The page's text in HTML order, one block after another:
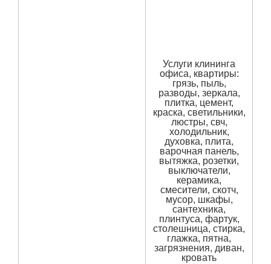
Услуги клининга
офиса, квартиры:
грязь, пыль,
разводы, зеркала,
плитка, цемент,
краска, светильники,
люстры, свч,
холодильник,
духовка, плита,
варочная панель,
вытяжка, розетки,
выключатели,
керамика,
смесители, скотч,
мусор, шкафы,
сантехника,
плинтуса, фартук,
столешница, стирка,
глажка, пятна,
загрязнения, диван,
кровать